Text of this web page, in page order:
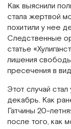
Как выяснили
стала жертвой
похитили у нее
Следственные
статье
лишения
пресечения в
Этот случай
декабрь. Как
Гатчины 20-
после того, как